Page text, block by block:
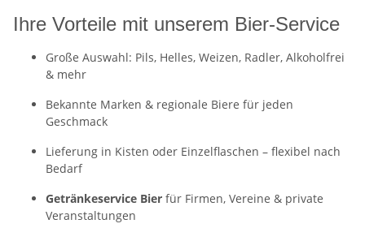
Ihre Vorteile mit unserem Bier-Service
Große Auswahl: Pils, Helles, Weizen, Radler, Alkoholfrei
& mehr
Bekannte Marken & regionale Biere für jeden
Geschmack
Lieferung in Kisten oder Einzelflaschen – flexibel nach
Bedarf
Getränkeservice Bier für Firmen, Vereine & private
Veranstaltungen